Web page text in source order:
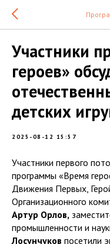
Участники
героев»
детских
2025-08-12 15:57
Участники первого
программы «Время
Движения Первых,
Организационного
Артур Орлов,
промышленности и
Лосунчуков посетили